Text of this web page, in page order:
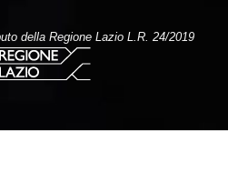
della Regione Lazio L.R. 24/2019